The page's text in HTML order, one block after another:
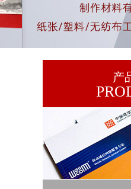
产